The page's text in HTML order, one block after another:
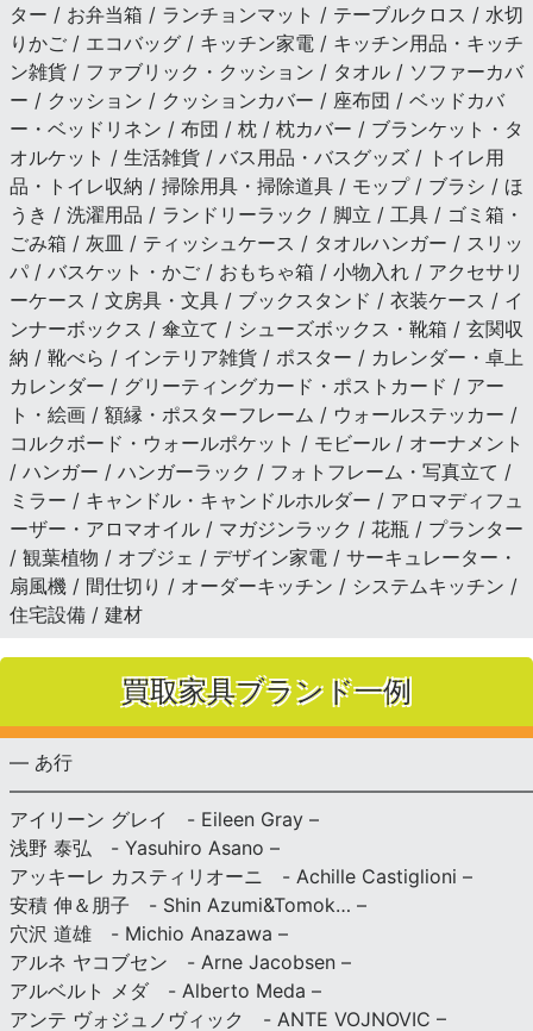
ター / お弁当箱 / ランチョンマット / テーブルクロス / 水切
りかご / エコバッグ / キッチン家電 / キッチン用品・キッチ
ン雑貨 / ファブリック・クッション / タオル / ソファーカバ
ー / クッション / クッションカバー / 座布団 / ベッドカバ
ー・ベッドリネン / 布団 / 枕 / 枕カバー / ブランケット・タ
オルケット / 生活雑貨 / バス用品・バスグッズ / トイレ用
品・トイレ収納 / 掃除用具・掃除道具 / モップ / ブラシ / ほ
うき / 洗濯用品 / ランドリーラック / 脚立 / 工具 / ゴミ箱・
ごみ箱 / 灰皿 / ティッシュケース / タオルハンガー / スリッ
パ / バスケット・かご / おもちゃ箱 / 小物入れ / アクセサリ
ーケース / 文房具・文具 / ブックスタンド / 衣装ケース / イ
ンナーボックス / 傘立て / シューズボックス・靴箱 / 玄関収
納 / 靴べら / インテリア雑貨 / ポスター / カレンダー・卓上
カレンダー / グリーティングカード・ポストカード / アー
ト・絵画 / 額縁・ポスターフレーム / ウォールステッカー /
コルクボード・ウォールポケット / モビール / オーナメント
/ ハンガー / ハンガーラック / フォトフレーム・写真立て /
ミラー / キャンドル・キャンドルホルダー / アロマディフュ
ーザー・アロマオイル / マガジンラック / 花瓶 / プランター
/ 観葉植物 / オブジェ / デザイン家電 / サーキュレーター・
扇風機 / 間仕切り / オーダーキッチン / システムキッチン /
住宅設備 / 建材
買取家具ブランド一例
— あ行
アイリーン グレイ - Eileen Gray –
浅野 泰弘 - Yasuhiro Asano –
アッキーレ カスティリオーニ - Achille Castiglioni –
安積 伸＆朋子 - Shin Azumi&Tomok… –
穴沢 道雄 - Michio Anazawa –
アルネ ヤコブセン - Arne Jacobsen –
アルベルト メダ - Alberto Meda –
アンテ ヴォジュノヴィック - ANTE VOJNOVIC –